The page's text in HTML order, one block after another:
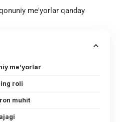
me'yorlar qanday
me’yorlar
roli
muhit